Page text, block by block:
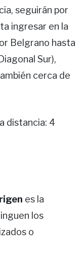
seguirán por
ingresar en la
Belgrano hasta
Sur),
cerca de
distancia: 4
es la
los
o